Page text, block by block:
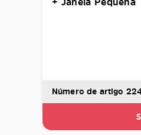
Número de artigo